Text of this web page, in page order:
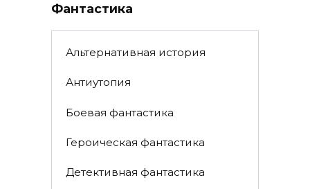
Фантастика
Альтернативная история
Антиутопия
Боевая фантастика
Героическая фантастика
Детективная фантастика